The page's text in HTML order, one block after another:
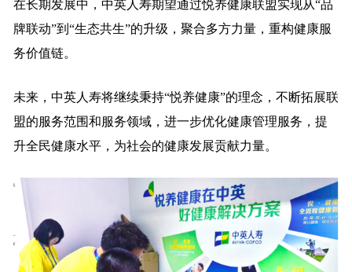
在长期发展中，中英人寿期望通过悦养健康联盟实现从“品
牌联动”到“生态共生”的升级，聚合多方力量，重构健康服
务价值链。
未来，中英人寿将继续秉持“悦养健康”的理念，不断拓展联
盟的服务范围和服务领域，进一步优化健康管理服务，提
升全民健康水平，为社会的健康发展贡献力量。